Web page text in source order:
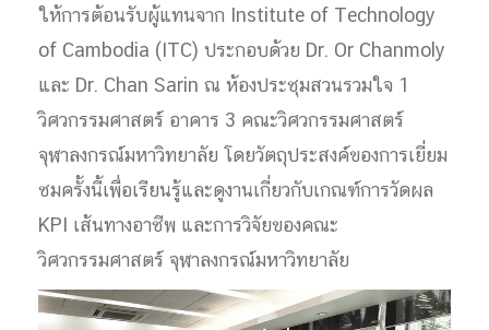
ให้การต้อนรับผู้แทนจาก Institute of Technology
of Cambodia (ITC) ประกอบด้วย Dr. Or Chanmoly
และ Dr. Chan Sarin ณ ห้องประชุมสวนรวมใจ 1
วิศวกรรมศาสตร์ อาคาร 3 คณะวิศวกรรมศาสตร์
จุฬาลงกรณ์มหาวิทยาลัย โดยวัตถุประสงค์ของการเยี่ยม
ชมครั้งนี้เพื่อเรียนรู้และดูงานเกี่ยวกับเกณฑ์การวัดผล
KPI เส้นทางอาชีพ และการวิจัยของคณะ
วิศวกรรมศาสตร์ จุฬาลงกรณ์มหาวิทยาลัย